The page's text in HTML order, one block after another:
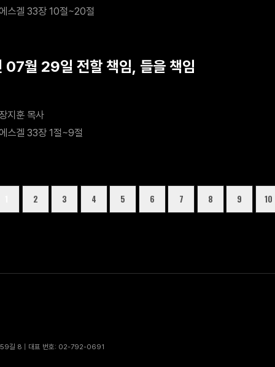
스겔 33장 10절~20절
월 29일 전할 책임, 들을 책임
지훈 목사
스겔 33장 1절~9절
2 3 4 5 6 7 8 9 10
59길 8 | 대표 번호: 02-792-0691